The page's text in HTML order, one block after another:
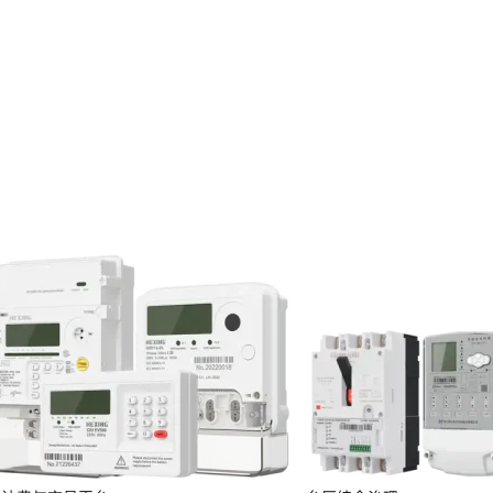
投资者关系
定期报告
临时公告
投资者保护
投资者互动